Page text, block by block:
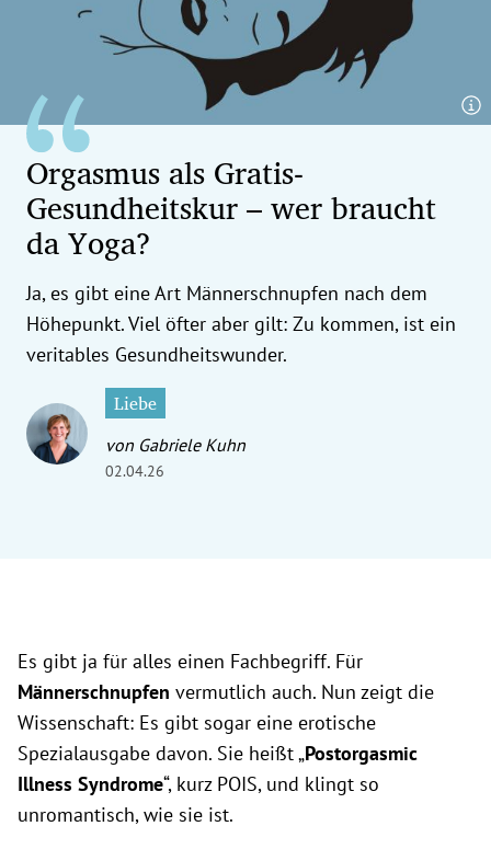
Untermenü
Untermenü
Untermenü
Untermenü
Untermenü
Untermenü
Untermenü
Untermenü
Orgasmus als Gratis-
Gesundheitskur – wer braucht
da Yoga?
Ja, es gibt eine Art Männerschnupfen nach dem
Höhepunkt. Viel öfter aber gilt: Zu kommen, ist ein
veritables Gesundheitswunder.
Liebe
von Gabriele Kuhn
02.04.26
Es gibt ja für alles einen Fachbegriff. Für
Männerschnupfen vermutlich auch. Nun zeigt die
Wissenschaft: Es gibt sogar eine erotische
Spezialausgabe davon. Sie heißt „Postorgasmic
Illness Syndrome“, kurz POIS, und klingt so
unromantisch, wie sie ist.